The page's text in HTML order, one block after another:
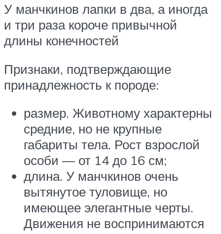
У манчкинов лапки в два, а иногда
и три раза короче привычной
длины конечностей
Признаки, подтверждающие
принадлежность к породе:
размер. Животному характерны
средние, но не крупные
габариты тела. Рост взрослой
особи — от 14 до 16 см;
длина. У манчкинов очень
вытянутое туловище, но
имеющее элегантные черты.
Движения не воспринимаются